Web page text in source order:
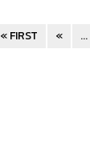
« FIRST « ...